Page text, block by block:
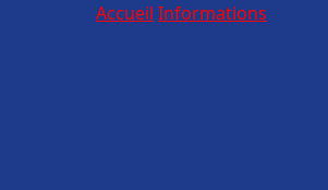
Accueil Informations